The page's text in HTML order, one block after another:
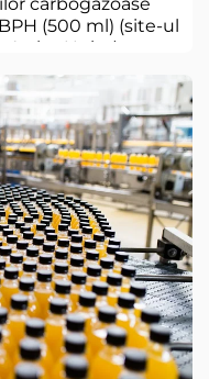
(500 ml) (site-ul
Arabe Unite)